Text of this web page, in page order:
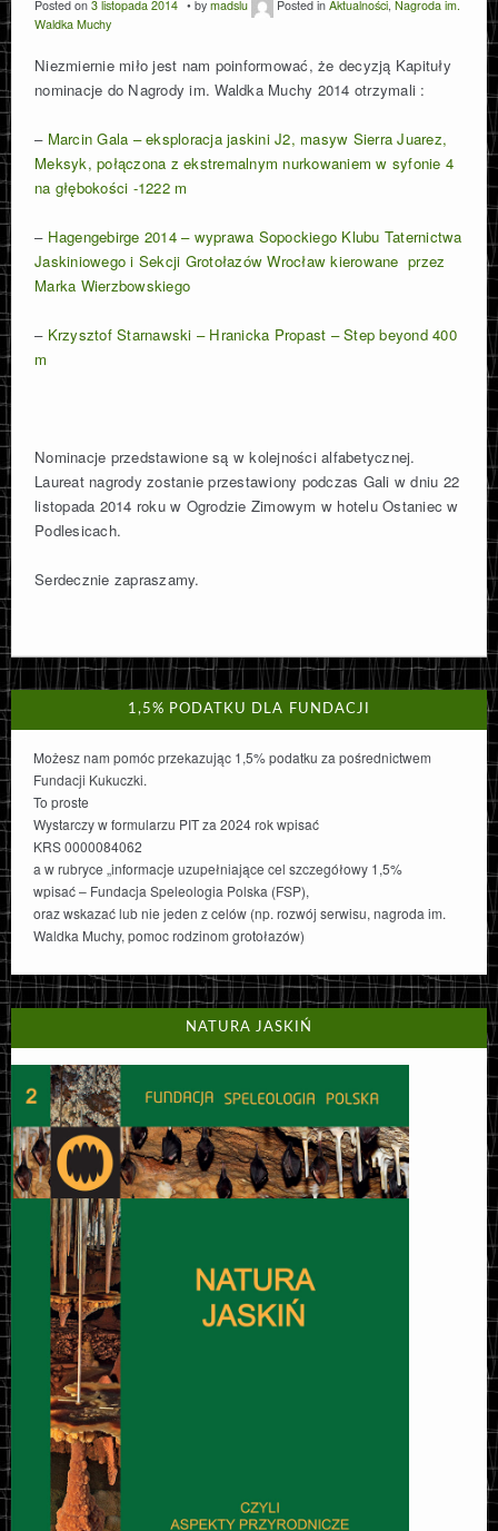
Posted on 3 listopada 2014 by madslu Posted in Aktualności Nagroda im.
Waldka Muchy
Niezmiernie miło jest nam poinformować, że decyzją Kapituły
nominacje do Nagrody im. Waldka Muchy 2014 otrzymali :
– Marcin Gala – eksploracja jaskini J2, masyw Sierra Juarez,
Meksyk, połączona z ekstremalnym nurkowaniem w syfonie 4
na głębokości -1222 m
– Hagengebirge 2014 – wyprawa Sopockiego Klubu Taternictwa
Jaskiniowego i Sekcji Grotołazów Wrocław kierowane przez
Marka Wierzbowskiego
–Krzysztof Starnawski – Hranicka Propast – Step beyond 400
m
Nominacje przedstawione są w kolejności alfabetycznej.
Laureat nagrody zostanie przestawiony podczas Gali w dniu 22
listopada 2014 roku w Ogrodzie Zimowym w hotelu Ostaniec w
Podlesicach.
Serdecznie zapraszamy.
1,5% PODATKU DLA FUNDACJI
Możesz nam pomóc przekazując 1,5% podatku za pośrednictwem
Fundacji Kukuczki.
To proste
Wystarczy w formularzu PIT za 2024 rok wpisać
KRS 0000084062
a w rubryce „informacje uzupełniające cel szczegółowy 1,5%
wpisać – Fundacja Speleologia Polska (FSP),
oraz wskazać lub nie jeden z celów (np. rozwój serwisu, nagroda im.
Waldka Muchy, pomoc rodzinom grotołazów)
NATURA JASKIŃ